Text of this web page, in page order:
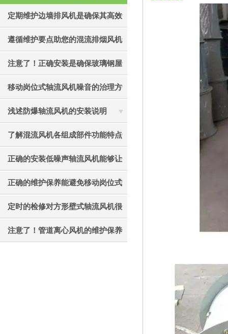
定期维护边墙排风机是确保其高效
通风效果的关键
遵循维护要点助您的混流排烟风机
成为真正“风中卫士”
注意了！正确安装是确保玻璃钢屋
顶风机有效性的关键
移动岗位式轴流风机噪音的治理方
法介绍
浅述防爆轴流风机的安装说明
了解混流风机各组成部件功能特点
才能更好的使用它
正确的安装低噪声轴流风机能够让
其效果发挥的更好
正确的维护保养能避免移动岗位式
轴流风机被外力破坏
定时的检修对方形壁式轴流风机很
有必要
注意了！管道离心风机的维护保养